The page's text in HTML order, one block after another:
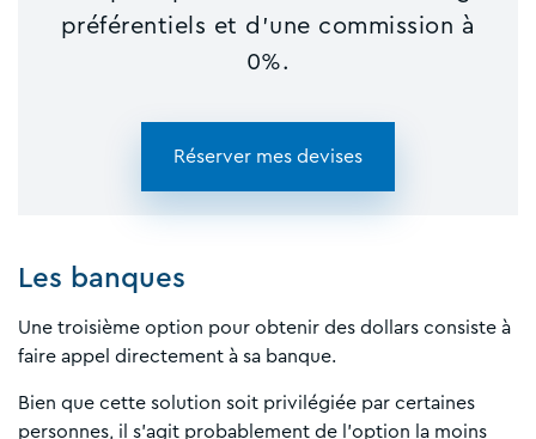
préférentiels et d'une commission à
0%.
Réserver mes devises
Les banques
Une troisième option pour obtenir des dollars consiste à
faire appel directement à sa banque.
Bien que cette solution soit privilégiée par certaines
personnes, il s’agit probablement de l’option la moins